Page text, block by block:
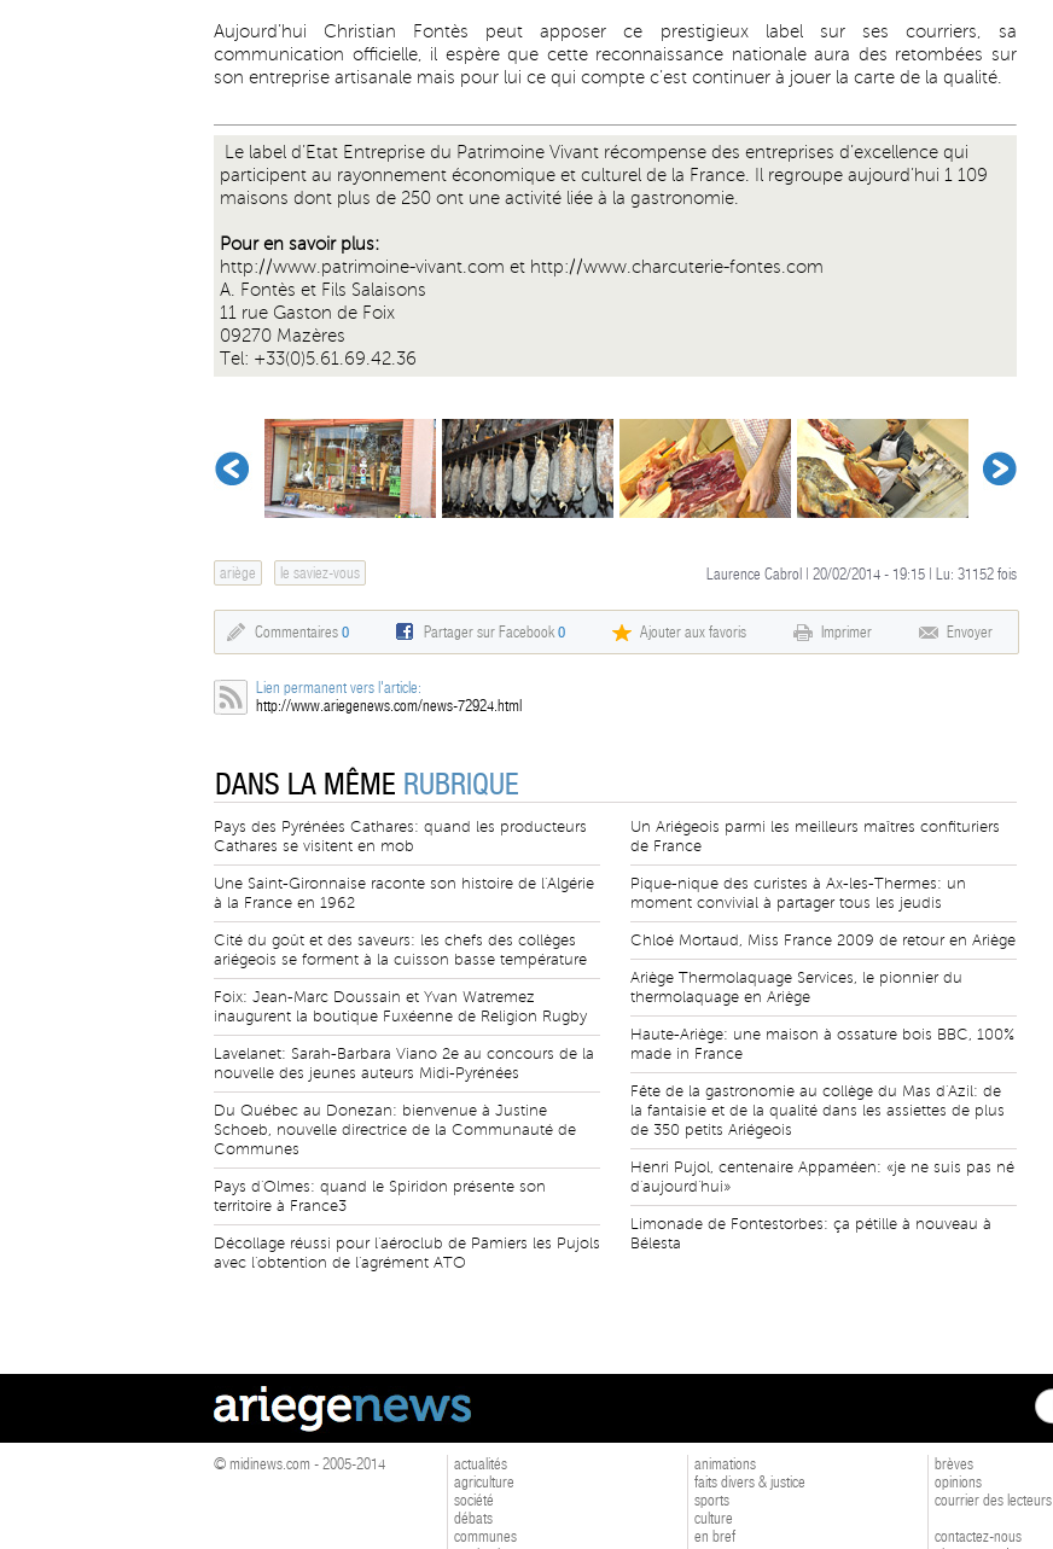
Aujourd’hui Christian Fontès peut apposer ce prestigieux label sur ses courriers, sa
communication officielle, il espère que cette reconnaissance nationale aura des retombées sur
son entreprise artisanale mais pour lui ce qui compte c’est continuer à jouer la carte de la qualité.
Le label d’Etat Entreprise du Patrimoine Vivant récompense des entreprises d’excellence qui
participent au rayonnement économique et culturel de la France. Il regroupe aujourd’hui 1 109
maisons dont plus de 250 ont une activité liée à la gastronomie.
Pour en savoir plus:
http://www.patrimoine-vivant.com et http://www.charcuterie-fontes.com
A. Fontès et Fils Salaisons
11 rue Gaston de Foix
09270 Mazères
Tel: +33(0)5.61.69.42.36
ariège le saviez-vous Laurence Cabrol | 20/02/2014 - 19:15 | Lu: 31152 fois
Commentaires 0 Partager sur Facebook 0 Ajouter aux favoris Imprimer Envoyer
Lien permanent vers l'article:
http://www.ariegenews.com/news-72924.html
DANS LA MÊME RUBRIQUE
Pays des Pyrénées Cathares: quand les producteurs
Cathares se visitent en mob
Une Saint-Gironnaise raconte son histoire de l'Algérie
à la France en 1962
Cité du goût et des saveurs: les chefs des collèges
ariégeois se forment à la cuisson basse température
Foix: Jean-Marc Doussain et Yvan Watremez
inaugurent la boutique Fuxéenne de Religion Rugby
Lavelanet: Sarah-Barbara Viano 2e au concours de la
nouvelle des jeunes auteurs Midi-Pyrénées
Du Québec au Donezan: bienvenue à Justine
Schoeb, nouvelle directrice de la Communauté de
Communes
Pays d'Olmes: quand le Spiridon présente son
territoire à France3
Décollage réussi pour l'aéroclub de Pamiers les Pujols
avec l'obtention de l'agrément ATO
Un Ariégeois parmi les meilleurs maîtres confituriers
de France
Pique-nique des curistes à Ax-les-Thermes: un
moment convivial à partager tous les jeudis
Chloé Mortaud, Miss France 2009 de retour en Ariège
Ariège Thermolaquage Services, le pionnier du
thermolaquage en Ariège
Haute-Ariège: une maison à ossature bois BBC, 100%
made in France
Fête de la gastronomie au collège du Mas d'Azil: de
la fantaisie et de la qualité dans les assiettes de plus
de 350 petits Ariégeois
Henri Pujol, centenaire Appaméen: «je ne suis pas né
d'aujourd'hui»
Limonade de Fontestorbes: ça pétille à nouveau à
Bélesta
© midinews.com - 2005-2014
actualités
agriculture
société
débats
communes
animations
faits divers & justice
sports
culture
en bref
brèves
opinions
courrier des lecteurs
contactez-nous